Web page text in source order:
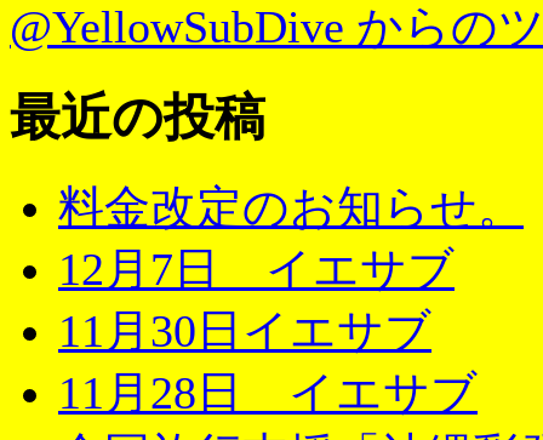
@YellowSubDive からの
最近の投稿
料金改定のお知らせ。
12月7日 イエサブ
11月30日イエサブ
11月28日 イエサブ